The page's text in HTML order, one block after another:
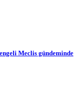
Meclis gündeminde